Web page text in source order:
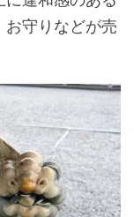
お守りなどが売